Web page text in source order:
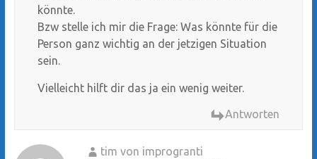
könnte.
Bzw stelle ich mir die Frage: Was könnte für die
Person ganz wichtig an der jetzigen Situation
sein.
Vielleicht hilft dir das ja ein wenig weiter.
Antworten
tim von improgranti